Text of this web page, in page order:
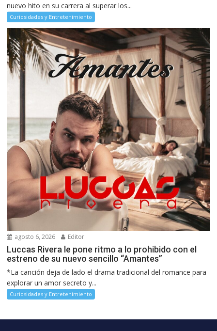
nuevo hito en su carrera al superar los...
Curiosidades y Entretenimiento
agosto 6, 2026 Editor
Luccas Rivera le pone ritmo a lo prohibido con el
estreno de su nuevo sencillo “Amantes”
*La canción deja de lado el drama tradicional del romance para
explorar un amor secreto y...
Curiosidades y Entretenimiento